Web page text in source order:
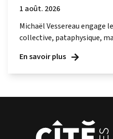
1 août. 2026
Michaël Vessereau engage
collective, pataphysique,
En savoir plus